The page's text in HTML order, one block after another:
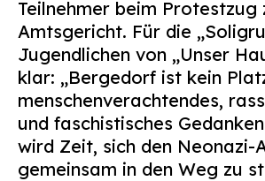
Teilnehmer beim Protestzug
Amtsgericht. Für die
Jugendlichen von „Unser
klar: „Bergedorf ist kein
menschenverachtendes,
und faschistisches
wird Zeit, sich den Neonazi-
gemeinsam in den Weg zu